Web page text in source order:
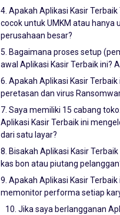
4. Apakah Aplikasi Kasir Terbaik
cocok untuk UMKM atau hanya
perusahaan besar?
5. Bagaimana proses setup
awal Aplikasi Kasir Terbaik ini?
6. Apakah Aplikasi Kasir
peretasan dan virus
7. Saya memiliki 15 cabang
Aplikasi Kasir Terbaik ini
dari satu layar?
8. Bisakah Aplikasi Kasir
kas bon atau piutang
9. Apakah Aplikasi Kasir
memonitor performa setiap
10. Jika saya berlangganan